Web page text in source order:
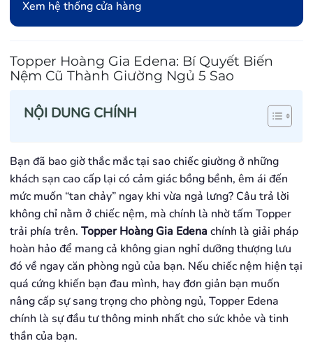
Xem hệ thống cửa hàng
Topper Hoàng Gia Edena: Bí Quyết Biến
Nệm Cũ Thành Giường Ngủ 5 Sao
NỘI DUNG CHÍNH
Bạn đã bao giờ thắc mắc tại sao chiếc giường ở những
khách sạn cao cấp lại có cảm giác bồng bềnh, êm ái đến
mức muốn “tan chảy” ngay khi vừa ngả lưng? Câu trả lời
không chỉ nằm ở chiếc nệm, mà chính là nhờ tấm Topper
trải phía trên.Topper Hoàng Gia Edena chính là giải pháp
hoàn hảo để mang cả không gian nghỉ dưỡng thượng lưu
đó về ngay căn phòng ngủ của bạn. Nếu chiếc nệm hiện tại
quá cứng khiến bạn đau mình, hay đơn giản bạn muốn
nâng cấp sự sang trọng cho phòng ngủ, Topper Edena
chính là sự đầu tư thông minh nhất cho sức khỏe và tinh
thần của bạn.